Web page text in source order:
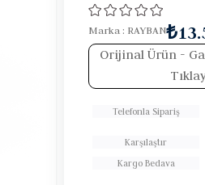
Marka : RAYBAN
Orijinal Ürün -
Telefonla Sipariş
Karşılaştır
Kargo Bedava